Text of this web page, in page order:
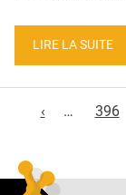
LIRE LA SUITE
‹
… 396